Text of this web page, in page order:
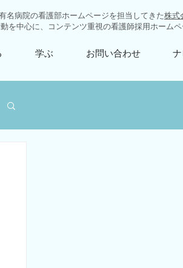
名病院の看護部ホームページを担当してきた株式
を中心に、コンテンツ重視の看護師採用ホーム
学ぶ お問い合わせ